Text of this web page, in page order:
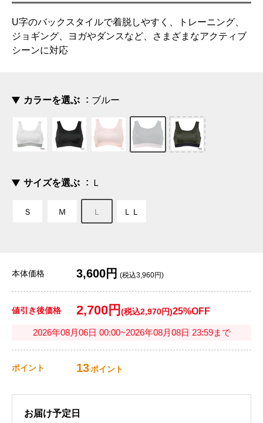
U字のバックスタイルで着脱しやすく、トレーニング、
ジョギング、ヨガやダンスなど、さまざまなアクティブ
シーンに対応
カラーを選ぶ ブルー
サイズを選ぶ Ｌ
Ｓ Ｍ Ｌ ＬＬ
本体価格 3,600円 (税込3,960円)
値引き後価格 2,700円 (税込2,970円)25%OFF
2026年08月06日 00:00~2026年08月08日 23:59まで
ポイント 13ポイント
お届け予定日